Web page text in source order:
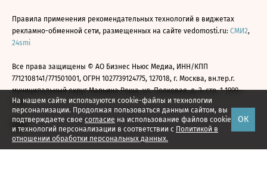
На нашем сайте используются cookie-файлы и технологии
персонализации. Продолжая пользоваться данным сайтом, вы
подтверждаете свое согласие на использование файлов cookie
и технологий персонализации в соответствии с Политикой в
отношении обработки персональных данных.
ОК
Правила применения рекомендательных технологий в виджетах
рекламно-обменной сети, размещенных на сайте vedomosti.ru: СМИ2,
24smi
Все права защищены © АО Бизнес Ньюс Медиа, ИНН/КПП
7712108141/771501001, ОГРН 1027739124775, 127018, г. Москва, вн.тер.г.
муниципальный округ Марьина Роща, ул. Полковая, д. 3, стр. 1 1999—
2026